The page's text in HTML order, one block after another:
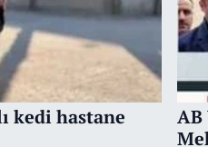
kedi hastane
AB